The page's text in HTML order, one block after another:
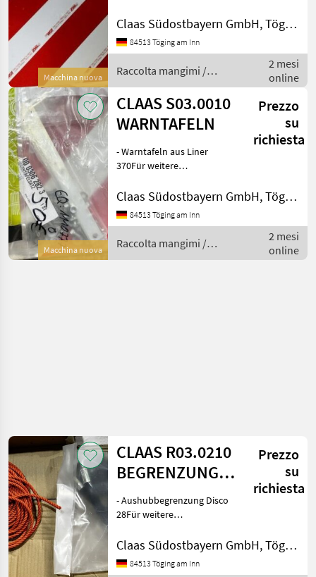
Macchina nuova
Deutsch.We speak
English.Der Preis ist für den
dargestellten Zustand
Besc
Claas Südostbayern GmbH, Töging
84513 Töging am Inn
Raccolta mangimi /
Claas
2 mesi
online
Macchina nuova
CLAAS S03.0010
WARNTAFELN
Prezzo
su
richiesta
- Warntafeln aus Liner
370Für weitere
uns gerne an.Wir sprechen
EnglishDer Preis ist für den
gültig.
Claas Südostbayern GmbH, Töging
84513 Töging am Inn
Raccolta mangimi /
Claas
2 mesi
online
CLAAS R03.0210
BEGRENZUNG
VORGEWENDE
Prezzo
su
richiesta
- Aushubbegrenzung Disco
28Für weitere
uns gerne an.Wir sprechen
EnglishDer Preis ist für den
Claas Südostbayern GmbH, Töging
84513 Töging am Inn